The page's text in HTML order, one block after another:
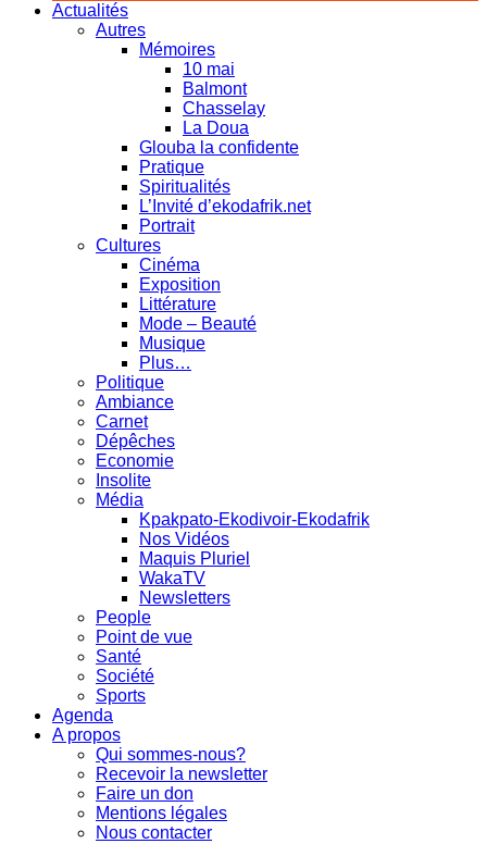
Actualités
Autres
Mémoires
10 mai
Balmont
Chasselay
La Doua
Glouba la confidente
Pratique
Spiritualités
L’Invité d’ekodafrik.net
Portrait
Cultures
Cinéma
Exposition
Littérature
Mode – Beauté
Musique
Plus…
Politique
Ambiance
Carnet
Dépêches
Economie
Insolite
Média
Kpakpato-Ekodivoir-Ekodafrik
Nos Vidéos
Maquis Pluriel
WakaTV
Newsletters
People
Point de vue
Santé
Société
Sports
Agenda
A propos
Qui sommes-nous?
Recevoir la newsletter
Faire un don
Mentions légales
Nous contacter